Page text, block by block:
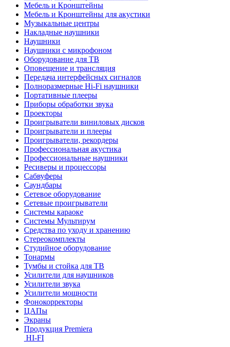
Мебель и Кронштейны
Мебель и Кронштейны для акустики
Музыкальные центры
Накладные наушники
Наушники
Наушники с микрофоном
Оборудование для ТВ
Оповещение и трансляция
Передача интерфейсных сигналов
Полноразмерные Hi-Fi наушники
Портативные плееры
Приборы обработки звука
Проекторы
Проигрыватели виниловых дисков
Проигрыватели и плееры
Проигрыватели, рекордеры
Профессиональная акустика
Профессиональные наушники
Ресиверы и процессоры
Сабвуферы
Саундбары
Сетевое оборудование
Сетевые проигрыватели
Системы караоке
Системы Мультирум
Средства по уходу и хранению
Стереокомплекты
Студийное оборудование
Тонармы
Тумбы и стойка для ТВ
Усилители для наушников
Усилители звука
Усилители мощности
Фонокорректоры
ЦАПы
Экраны
Продукция Premiera
HI-FI